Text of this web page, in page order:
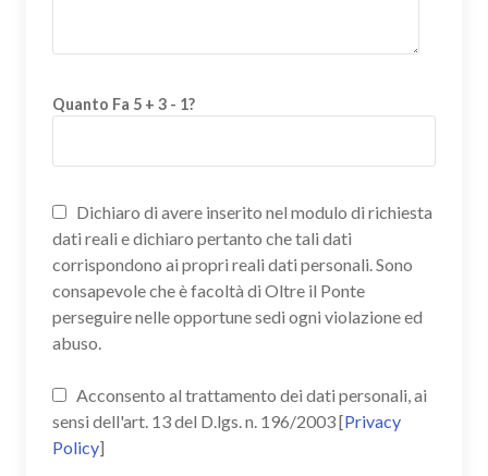
Quanto Fa 5 + 3 - 1?
Dichiaro di avere inserito nel modulo di richiesta
dati reali e dichiaro pertanto che tali dati
corrispondono ai propri reali dati personali. Sono
consapevole che è facoltà di Oltre il Ponte
perseguire nelle opportune sedi ogni violazione ed
abuso.
Acconsento al trattamento dei dati personali, ai
sensi dell'art. 13 del D.lgs. n. 196/2003 [Privacy
Policy]